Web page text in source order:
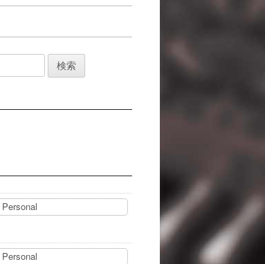
Personal
Personal